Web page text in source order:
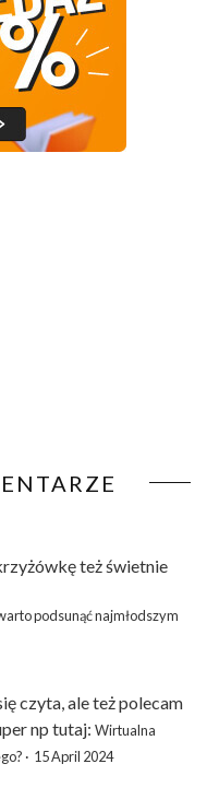
też świetnie
podsunąć najmłodszym
czyta, ale też polecam
np tutaj: Wirtualna
· 15 April 2024